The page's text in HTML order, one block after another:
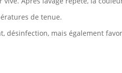
de tenue.
désinfection, mais également